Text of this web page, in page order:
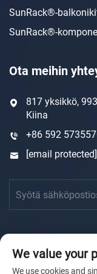
SunRack®-
SunRack®-
Ota meihin
817 yksikkö,
Kiina
+86 592
[email protected]
We value your
We use cookies and